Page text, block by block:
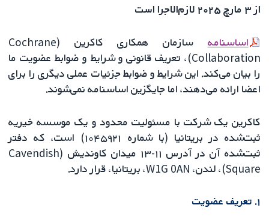
از ۳ مارچ ۲۰۲۵ لازم‌الاجرا است
اساسنامه
سازمان همکاری کاکرین (Cochrane
Collaboration)، تعریف قانونی و شرایط و ضوابط عضویت ما
را بیان می‌کند. این شرایط و ضوابط جزئیات عملی دیگری را برای
اعضا ارائه می‌دهند، اما جایگزین اساسنامه نمی‌شوند.
کاکرین یک شرکت با مسئولیت محدود و یک موسسه خیریه
ثبت‌شده در بریتانیا (با شماره ۱۰۴۵۹۲۱) است، که دفتر
ثبت‌شده آن در آدرس ۱۱-۱۳ میدان کاوندیش (Cavendish
Square)، لندن، W1G 0AN، بریتانیا، قرار دارد.
۱. تعریف عضویت